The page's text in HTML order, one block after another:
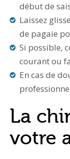
début de
Laissez
de pagaie
Si possible,
courant ou
En cas de
La
votre